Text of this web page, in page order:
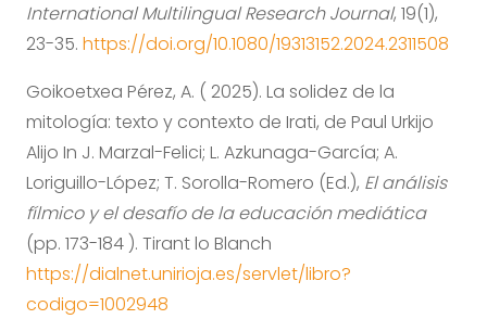
International Multilingual Research Journal, 19(1),
23-35. https://doi.org/10.1080/19313152.2024.2311508
Goikoetxea Pérez, A. ( 2025). La solidez de la
mitología: texto y contexto de Irati, de Paul Urkijo
Alijo In J. Marzal-Felici; L. Azkunaga-García; A.
Loriguillo-López; T. Sorolla-Romero (Ed.), El análisis
fílmico y el desafío de la educación mediática
(pp. 173-184 ). Tirant lo Blanch
https://dialnet.unirioja.es/servlet/libro?
codigo=1002948